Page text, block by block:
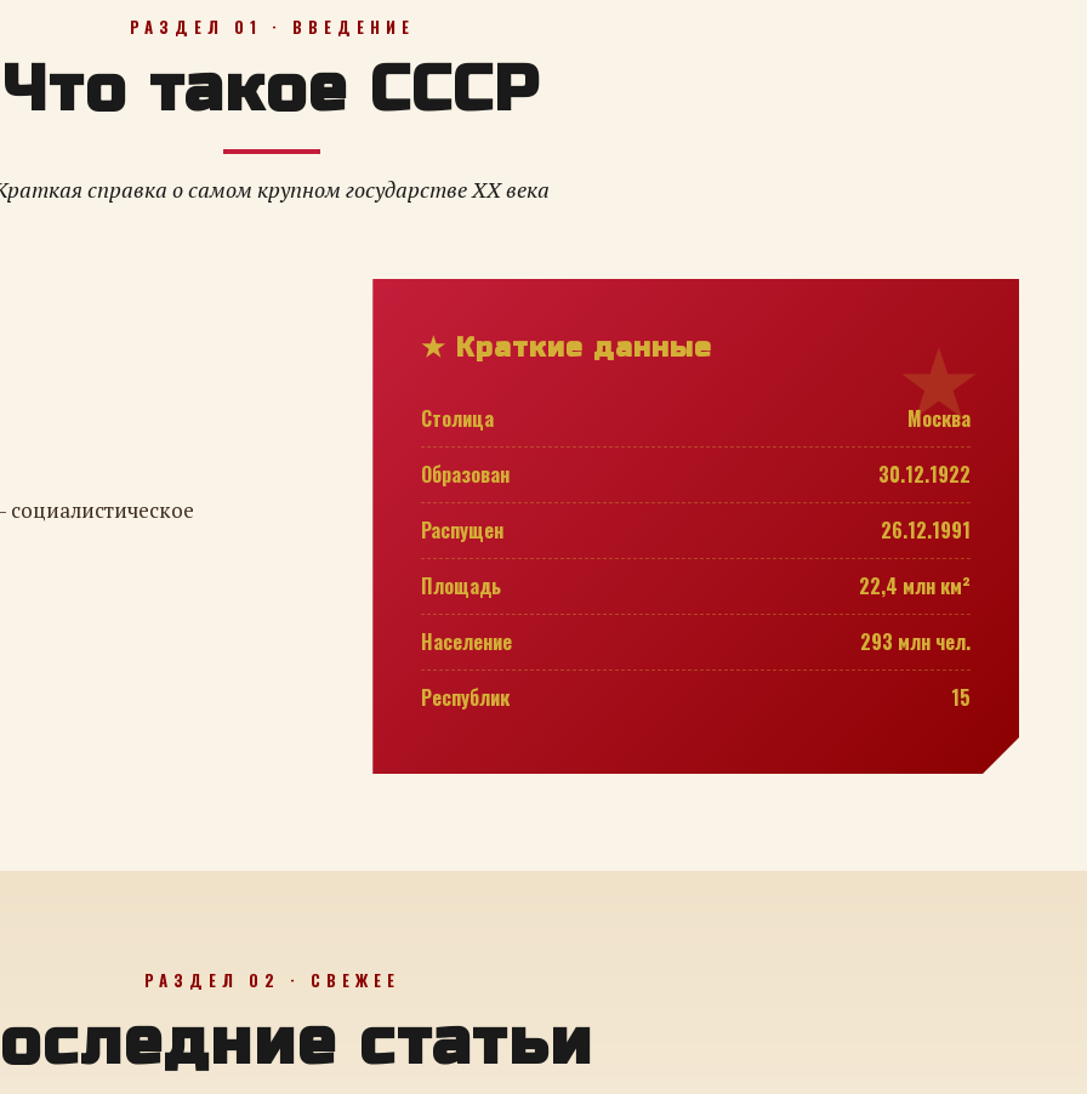
РАЗДЕЛ 01 · ВВЕДЕНИЕ
Что такое СССР
справка о самом крупном государстве XX века
★ Краткие данные
Столица
Москва
Образован
30.12.1922
Распущен
26.12.1991
Площадь
22,4 млн км²
Население
293 млн чел.
Республик
15
РАЗДЕЛ 02 · СВЕЖЕЕ
статьи